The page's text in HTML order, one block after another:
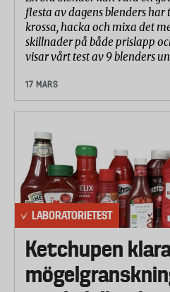
flesta av dagens blenders
krossa, hacka och mixa det
skillnader på både prislapp
visar vårt test av 9 blenders
17 MARS
LABORATORIETEST
Ketchupen